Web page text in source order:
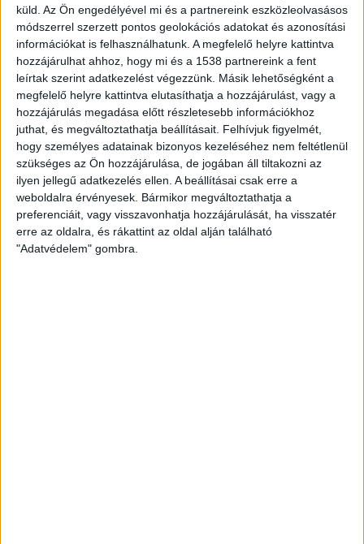
küld. Az Ön engedélyével mi és a partnereink eszközleolvasásos
módszerrel szerzett pontos geolokációs adatokat és azonosítási
információkat is felhasználhatunk. A megfelelő helyre kattintva
hozzájárulhat ahhoz, hogy mi és a 1538 partnereink a fent
leírtak szerint adatkezelést végezzünk. Másik lehetőségként a
megfelelő helyre kattintva elutasíthatja a hozzájárulást, vagy a
hozzájárulás megadása előtt részletesebb információkhoz
juthat, és megváltoztathatja beállításait. Felhívjuk figyelmét,
hogy személyes adatainak bizonyos kezeléséhez nem feltétlenül
szükséges az Ön hozzájárulása, de jogában áll tiltakozni az
ilyen jellegű adatkezelés ellen. A beállításai csak erre a
weboldalra érvényesek. Bármikor megváltoztathatja a
preferenciáit, vagy visszavonhatja hozzájárulását, ha visszatér
erre az oldalra, és rákattint az oldal alján található
"Adatvédelem" gombra.
Hoppon maradtak a villanyautós támogatási
program utolsó pályázói